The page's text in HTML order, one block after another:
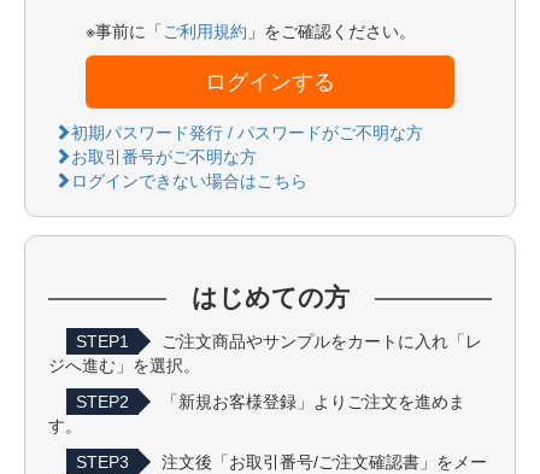
※事前に「 ご利用規約 」をご確認ください。
ログインする
初期パスワード発行 / パスワードがご不明な方
お取引番号がご不明な方
ログインできない場合はこちら
はじめての方
STEP1
ご注文商品やサンプルをカートに入れ「レ
ジへ進む」を選択。
STEP2
「新規お客様登録」よりご注文を進めま
す。
STEP3
注文後「お取引番号/ご注文確認書」をメー